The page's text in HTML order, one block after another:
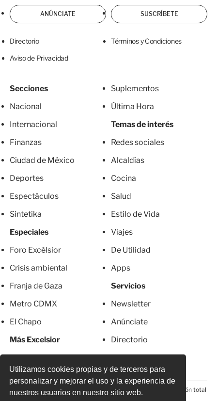
Utilizamos cookies propias y de terceros para
personalizar y mejorar el uso y la experiencia de
nuestros usuarios en nuestro sitio web.
ANÚNCIATE SUSCRÍBETE
Directorio Términos y Condiciones
Aviso de Privacidad
Secciones
Nacional
Internacional
Finanzas
Ciudad de México
Deportes
Espectáculos
Sintetika
Especiales
Foro Excélsior
Crisis ambiental
Franja de Gaza
Metro CDMX
El Chapo
Más Excelsior
Suplementos
Última Hora
Temas de interés
Redes sociales
Alcaldías
Cocina
Salud
Estilo de Vida
Viajes
De Utilidad
Apps
Servicios
Newsletter
Anúnciate
Directorio
© 2026 Todos los derechos reservados. Prohibida la reproducción total
o parcial, incluyendo cualquier medio electrónico*